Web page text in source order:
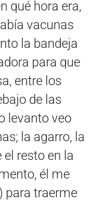
qué hora era,
vacunas
la bandeja
para que
entre los
de las
levanto veo
la agarro, la
resto en la
él me
para traerme